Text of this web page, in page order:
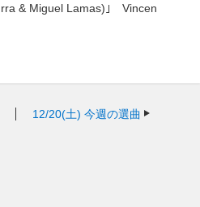
& Miguel Lamas)｣ Vincen
12/20(土) 今週の選曲